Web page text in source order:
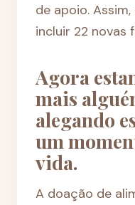
de apoio.
incluir 22 novas
Agora
mais
alegando
um
vida.
A doação de